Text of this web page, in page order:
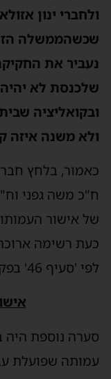
ינון אזולאי
הזאת
את החקיקה
לא יהיה
משנה איזה
בלחץ חברי
משה גפני וח"כ
אישור העמותות
'סעיף 46' בפקודת מס הכנסה.
שפועלת